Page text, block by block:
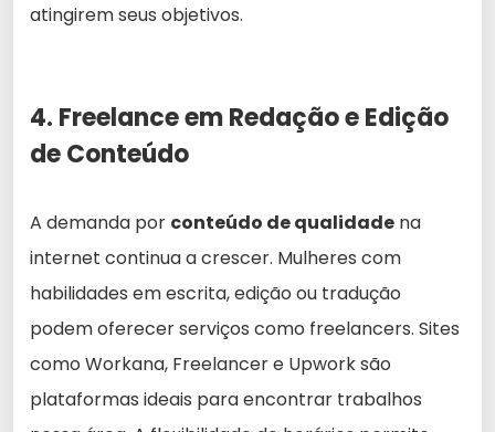
atingirem seus objetivos.
4. Freelance em Redação e Edição
de Conteúdo
A demanda por conteúdo de qualidade na
internet continua a crescer. Mulheres com
habilidades em escrita, edição ou tradução
podem oferecer serviços como freelancers. Sites
como Workana, Freelancer e Upwork são
plataformas ideais para encontrar trabalhos